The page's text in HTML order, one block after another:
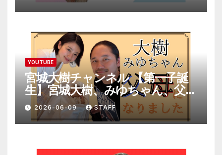
YOUTUBE
宮城大樹チャンネル 【第一子誕
生】宮城大樹、みゆちゃん、父母
になりました。
2026-06-09 STAFF